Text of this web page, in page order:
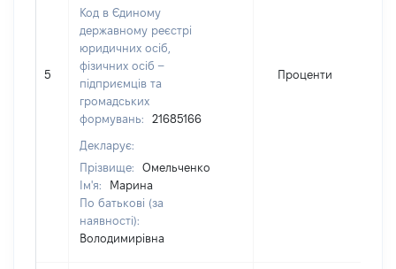
5
Код в Єдиному
державному реєстрі
юридичних осіб,
фізичних осіб –
підприємців та
громадських
формувань:
21685166
Декларує:
Прізвище:
Омельченко
Ім'я:
Марина
По батькові (за
наявності):
Володимирівна
Проценти